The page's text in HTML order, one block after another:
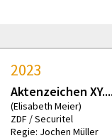
2023
Aktenzeichen
(Elisabeth Meier)
ZDF / Securitel
Regie: Jochen Müller